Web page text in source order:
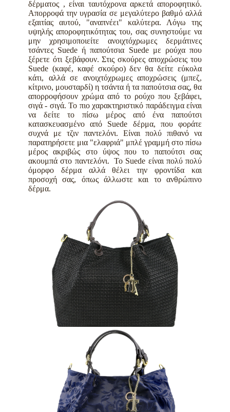
δέρματος , είναι ταυτόχρονα αρκετά αποροφητικό.
Απορροφά την υγρασία σε μεγαλύτερο βαθμό αλλά
εξαιτίας αυτού, "αναπνέει" καλύτερα. Λόγω της
υψηλής αποροφητικότητας του, σας συνηστούμε να
μην χρησιμοποιείτε ανοιχτόχρωμες δερμάτινες
τσάντες Suede ή παπούτσια Suede με ρούχα που
ξέρετε ότι ξεβάφουν. Στις σκούρες αποχρώσεις του
Suede (καφέ, καφέ σκούρο) δεν θα δείτε εύκολα
κάτι, αλλά σε ανοιχτόχρωμες αποχρώσεις (μπεζ,
κίτρινο, μουσταρδί) η τσάντα ή τα παπούτσια σας, θα
απορροφήσουν χρώμα από το ρούχο που ξεβάφει,
σιγά - σιγά. Το πιο χαρακτηριστικό παράδειγμα είναι
να δείτε το πίσω μέρος από ένα παπούτσι
κατασκευασμένο από Suede δέρμα, που φοράτε
συχνά με τζιν παντελόνι. Είναι πολύ πιθανό να
παρατηρήσετε μια "ελαφριά" μπλέ γραμμή στο πίσω
μέρος ακριβώς στο ύψος που το παπούτσι σας
ακουμπά στο παντελόνι. To Suede είναι πολύ πολύ
όμορφο δέρμα αλλά θέλει την φροντίδα και
προσοχή σας, όπως άλλωστε και το ανθρώπινο
δέρμα.